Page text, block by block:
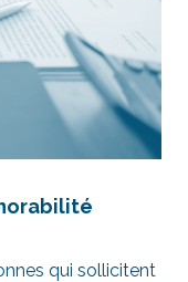
qui sollicitent